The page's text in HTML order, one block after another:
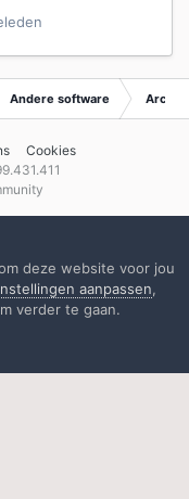
Andere software
Cookies
deze website voor jou
aanpassen,
verder te gaan.